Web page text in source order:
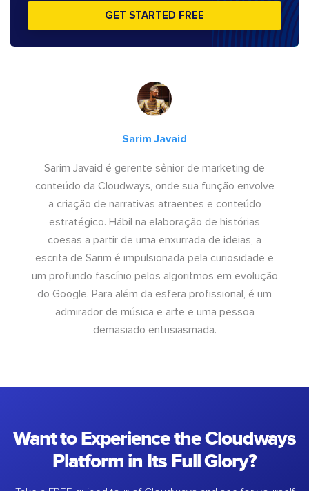
GET STARTED FREE
Sarim Javaid
Sarim Javaid é gerente sênior de marketing de
conteúdo da Cloudways, onde sua função envolve
a criação de narrativas atraentes e conteúdo
estratégico. Hábil na elaboração de histórias
coesas a partir de uma enxurrada de ideias, a
escrita de Sarim é impulsionada pela curiosidade e
um profundo fascínio pelos algoritmos em evolução
do Google. Para além da esfera profissional, é um
admirador de música e arte e uma pessoa
demasiado entusiasmada.
Want to Experience the Cloudways
Platform in Its Full Glory?